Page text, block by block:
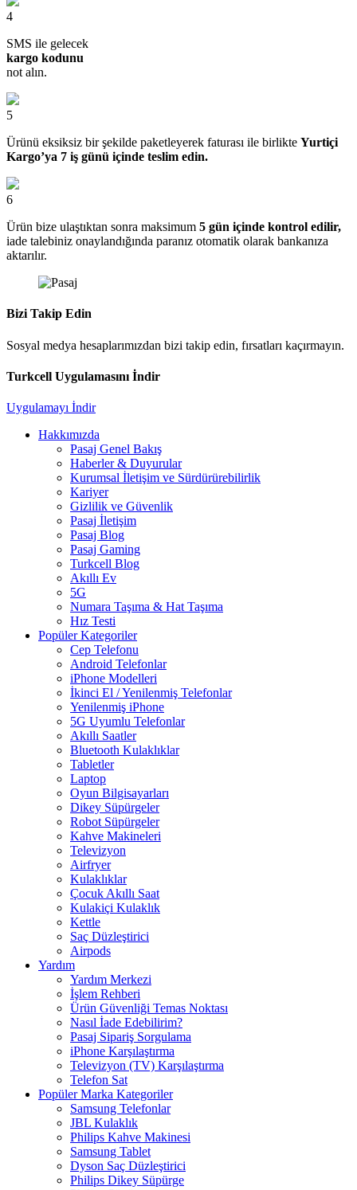
4
SMS ile gelecek
kargo kodunu
not alın.
5
Ürünü eksiksiz bir şekilde paketleyerek faturası ile birlikte Yurtiçi
Kargo’ya 7 iş günü içinde teslim edin.
6
Ürün bize ulaştıktan sonra maksimum 5 gün içinde kontrol edilir,
iade talebiniz onaylandığında paranız otomatik olarak bankanıza
aktarılır.
Bizi Takip Edin
Sosyal medya hesaplarımızdan bizi takip edin, fırsatları kaçırmayın.
Turkcell Uygulamasını İndir
Uygulamayı İndir
Hakkımızda
Pasaj Genel Bakış
Haberler & Duyurular
Kurumsal İletişim ve Sürdürürebilirlik
Kariyer
Gizlilik ve Güvenlik
Pasaj İletişim
Pasaj Blog
Pasaj Gaming
Turkcell Blog
Akıllı Ev
5G
Numara Taşıma & Hat Taşıma
Hız Testi
Popüler Kategoriler
Cep Telefonu
Android Telefonlar
iPhone Modelleri
İkinci El / Yenilenmiş Telefonlar
Yenilenmiş iPhone
5G Uyumlu Telefonlar
Akıllı Saatler
Bluetooth Kulaklıklar
Tabletler
Laptop
Oyun Bilgisayarları
Dikey Süpürgeler
Robot Süpürgeler
Kahve Makineleri
Televizyon
Airfryer
Kulaklıklar
Çocuk Akıllı Saat
Kulakiçi Kulaklık
Kettle
Saç Düzleştirici
Airpods
Yardım
Yardım Merkezi
İşlem Rehberi
Ürün Güvenliği Temas Noktası
Nasıl İade Edebilirim?
Pasaj Sipariş Sorgulama
iPhone Karşılaştırma
Televizyon (TV) Karşılaştırma
Telefon Sat
Popüler Marka Kategoriler
Samsung Telefonlar
JBL Kulaklık
Philips Kahve Makinesi
Samsung Tablet
Dyson Saç Düzleştirici
Philips Dikey Süpürge